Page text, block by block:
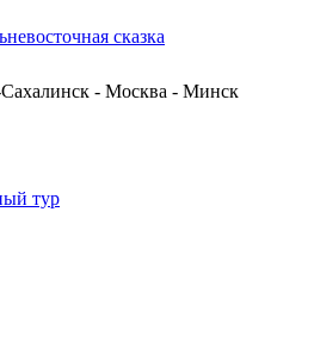
сказка
- Москва - Минск
тур